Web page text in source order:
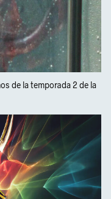
de la temporada 2 de la